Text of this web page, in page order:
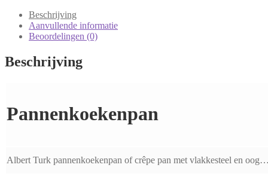
Beschrijving
Aanvullende informatie
Beoordelingen (0)
Beschrijving
Pannenkoekenpan
Albert Turk pannenkoekenpan of crêpe pan met vlakkesteel en